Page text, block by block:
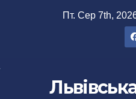
Пт. Сер 7th,